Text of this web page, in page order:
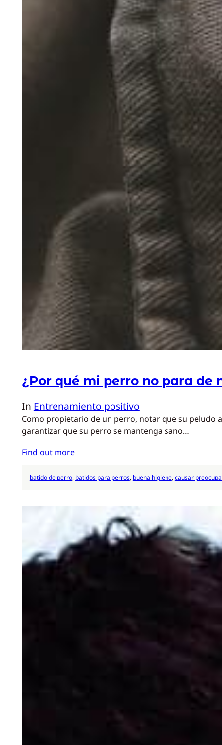
¿Por qué mi perro no para de
In Entrenamiento positivo
Como propietario de un perro, notar que su peludo
garantizar que su perro se mantenga sano…
Find out more
batido de perro, batidos para perros, buena higiene, causar